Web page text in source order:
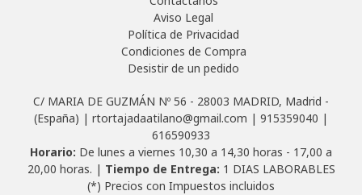
Aviso Legal
Política de Privacidad
Condiciones de Compra
Desistir de un pedido
C/ MARIA DE GUZMÁN Nº 56 - 28003 MADRID, Madrid -
(España) | rtortajadaatilano@gmail.com | 915359040 |
616590933
Horario: De lunes a viernes 10,30 a 14,30 horas - 17,00 a
20,00 horas. | Tiempo de Entrega: 1 DIAS LABORABLES
(*) Precios con Impuestos incluidos